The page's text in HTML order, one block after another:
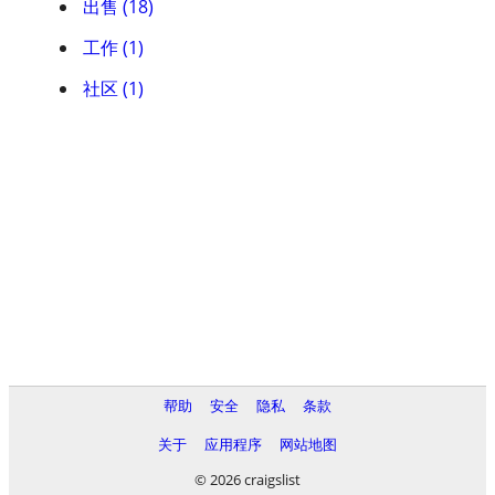
出售 (18)
工作 (1)
社区 (1)
帮助 安全 隐私
条款
关于
应用程序
网站地图
© 2026 craigslist